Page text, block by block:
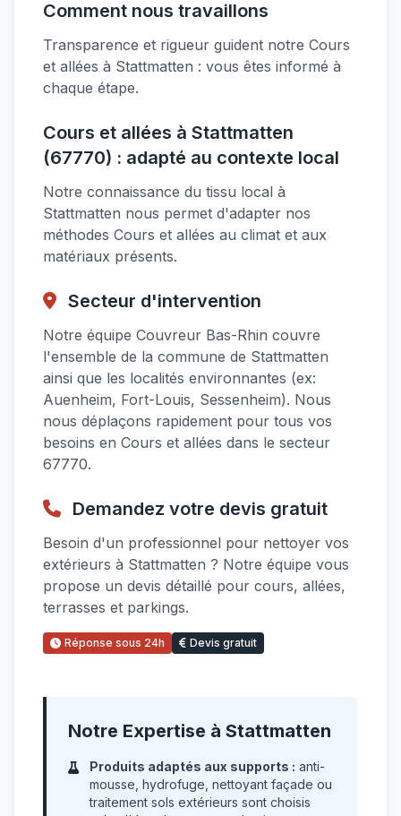
Comment nous travaillons
Transparence et rigueur guident notre Cours
et allées à Stattmatten : vous êtes informé à
chaque étape.
Cours et allées à Stattmatten
(67770) : adapté au contexte local
Notre connaissance du tissu local à
Stattmatten nous permet d'adapter nos
méthodes Cours et allées au climat et aux
matériaux présents.
Secteur d'intervention
Notre équipe Couvreur Bas-Rhin couvre
l'ensemble de la commune de Stattmatten
ainsi que les localités environnantes (ex:
Auenheim, Fort-Louis, Sessenheim). Nous
nous déplaçons rapidement pour tous vos
besoins en Cours et allées dans le secteur
67770.
Demandez votre devis gratuit
Besoin d'un professionnel pour nettoyer vos
extérieurs à Stattmatten ? Notre équipe vous
propose un devis détaillé pour cours, allées,
terrasses et parkings.
Réponse sous 24h Devis gratuit
Notre Expertise à Stattmatten
Produits adaptés aux supports : anti-
mousse, hydrofuge, nettoyant façade ou
traitement sols extérieurs sont choisis